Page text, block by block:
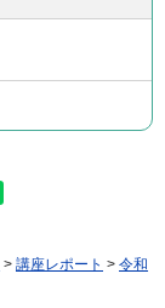
> 講座レポート > 令和